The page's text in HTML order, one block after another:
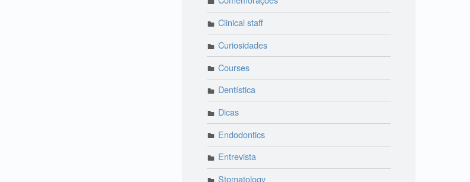
Clinical staff
Curiosidades
Courses
Dentística
Dicas
Endodontics
Entrevista
Stomatology